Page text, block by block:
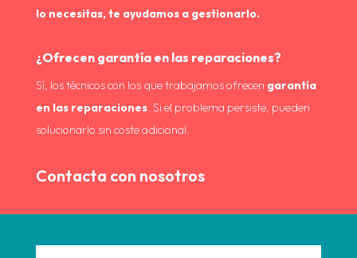
lo necesitas, te ayudamos a gestionarlo.
¿Ofrecen garantía en las reparaciones?
Sí, los técnicos con los que trabajamos ofrecen garantía
en las reparaciones. Si el problema persiste, pueden
solucionarlo sin coste adicional.
Contacta con nosotros